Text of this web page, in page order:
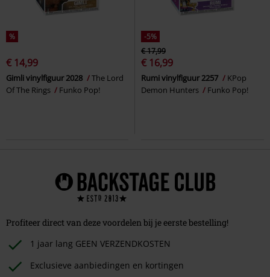
%
€ 14,99
Gimli vinylfiguur 2028
The Lord
Of The Rings
Funko Pop!
-5%
€ 17,99
€ 16,99
Rumi vinylfiguur 2257
KPop
Demon Hunters
Funko Pop!
Profiteer direct van deze voordelen bij je eerste bestelling!
1 jaar lang GEEN VERZENDKOSTEN
Exclusieve aanbiedingen en kortingen